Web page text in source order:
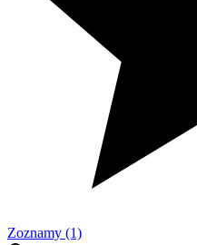
Zoznamy (1)